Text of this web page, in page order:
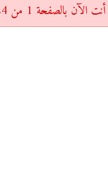
بالصفحة 1 من 4.